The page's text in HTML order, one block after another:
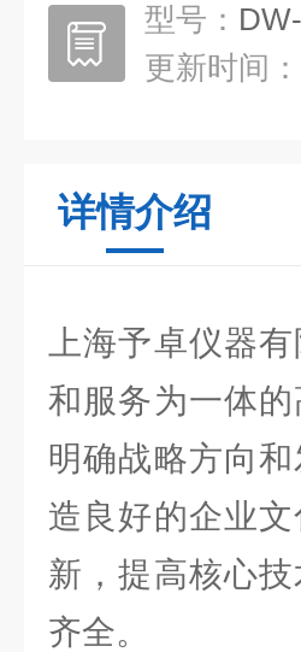
型号：
更新时间：
详情介绍
上海予卓仪器
和服务为一体
明确战略方向
造良好的企业
新，提高核心
齐全。